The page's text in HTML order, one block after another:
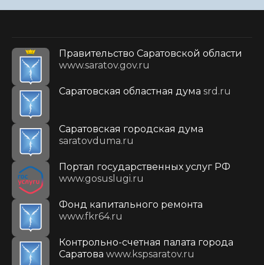
Правительство Саратовской области
www.saratov.gov.ru
Саратовская областная дума srd.ru
Саратовская городская дума
saratovduma.ru
Портал государственных услуг РФ
www.gosuslugi.ru
Фонд капитального ремонта
www.fkr64.ru
Контрольно-счетная палата города
Саратова www.kspsaratov.ru